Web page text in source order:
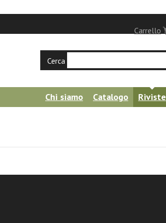
Carrello
Cerca
Chi siamo Catalogo Riviste